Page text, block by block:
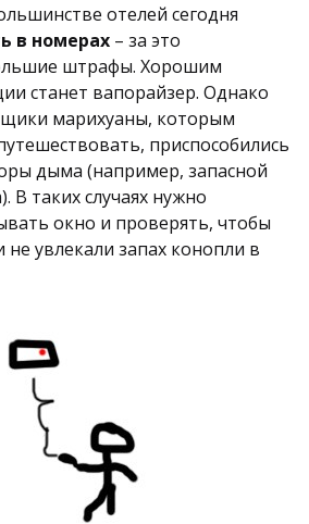
отелей сегодня
в номерах – за это
штрафы. Хорошим
станет вапорайзер. Однако
марихуаны, которым
приспособились
дыма (например, запасной
В таких случаях нужно
окно и проверять, чтобы
увлекали запах конопли в